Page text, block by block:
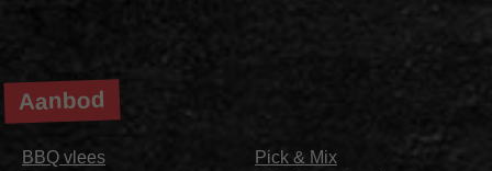
Aanbod
BBQ vlees
Pick & Mix